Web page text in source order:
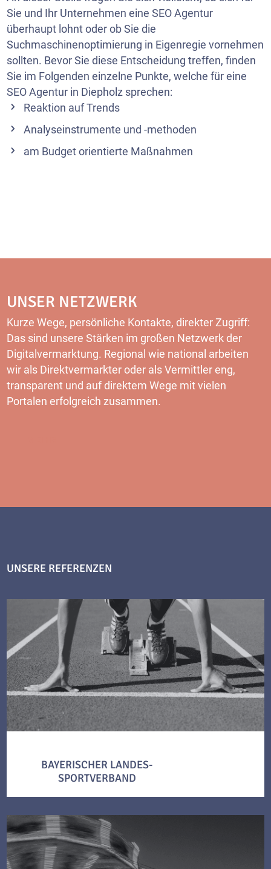
Sie und Ihr Unternehmen eine SEO Agentur
überhaupt lohnt oder ob Sie die
Suchmaschinenoptimierung in Eigenregie vornehmen
sollten. Bevor Sie diese Entscheidung treffen, finden
Sie im Folgenden einzelne Punkte, welche für eine
SEO Agentur in Diepholz sprechen:
Reaktion auf Trends
Analyseinstrumente und -methoden
am Budget orientierte Maßnahmen
UNSER NETZWERK
Kurze Wege, persönliche Kontakte, direkter Zugriff:
Das sind unsere Stärken im großen Netzwerk der
Digitalvermarktung. Regional wie national arbeiten
wir als Direktvermarkter oder als Vermittler eng,
transparent und auf direktem Wege mit vielen
Portalen erfolgreich zusammen.
UNSERE REFERENZEN
BAYERISCHER LANDES-
SPORTVERBAND